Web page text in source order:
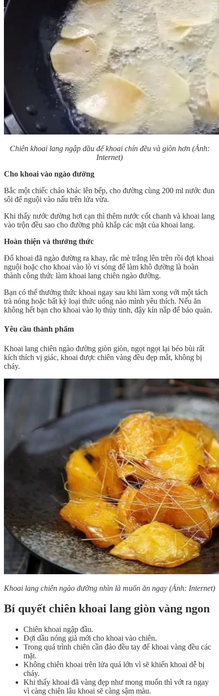
Chiên khoai lang ngập dầu để khoai chín đều và giòn hơn (Ảnh:
Internet)
Cho khoai vào ngào đường
Bắc một chiếc chảo khác lên bếp, cho đường cùng 200 ml nước đun
sôi để nguội vào nấu trên lửa vừa.
Khi thấy nước đường hơi cạn thì thêm nước cốt chanh và khoai lang
vào trộn đều sao cho đường phủ khắp các mặt của khoai lang.
Hoàn thiện và thưởng thức
Đổ khoai đã ngào đường ra khay, rắc mè trắng lên trên rồi đợi khoai
nguội hoặc cho khoai vào lò vi sóng để làm khô đường là hoàn
thành công thức làm khoai lang chiên ngào đường.
Bạn có thể thưởng thức khoai ngay sau khi làm xong với một tách
trà nóng hoặc bất kỳ loại thức uống nào mình yêu thích. Nếu ăn
không hết bạn cho khoai vào lọ thủy tinh, đậy kín nắp để bảo quản.
Yêu cầu thành phẩm
Khoai lang chiên ngào đường giòn giòn, ngọt ngọt lại béo bùi rất
kích thích vị giác, khoai được chiên vàng đều đẹp mắt, không bị
cháy.
Khoai lang chiên ngào đường nhìn là muốn ăn ngay (Ảnh: Internet)
Bí quyết chiên khoai lang giòn vàng ngon
Chiên khoai ngập đầu.
Đợi dầu nóng già mới cho khoai vào chiên.
Trong quá trình chiên cần đảo đều tay để khoai vàng đều các
mặt.
Không chiên khoai trên lửa quá lớn vì sẽ khiến khoai dễ bị
cháy.
Khi thấy khoai đã vàng đẹp như mong muốn thì vớt ra ngay
vì càng chiên lâu khoai sẽ càng sậm màu.